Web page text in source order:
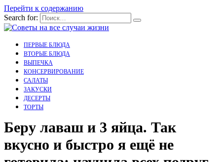
Перейти к содержанию
Search for:
ПЕРВЫЕ БЛЮДА
ВТОРЫЕ БЛЮДА
ВЫПЕЧКА
КОНСЕРВИРОВАНИЕ
САЛАТЫ
ЗАКУСКИ
ДЕСЕРТЫ
ТОРТЫ
Беру лаваш и 3 яйца. Так
вкусно и быстро я ещё не